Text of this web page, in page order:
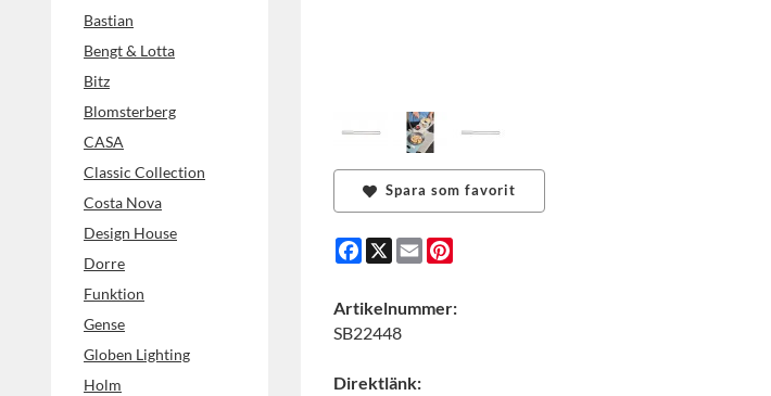
Bastian
Bengt & Lotta
Bitz
Blomsterberg
CASA
Classic Collection
Costa Nova
Design House
Dorre
Funktion
Gense
Globen Lighting
Holm
Spara som favorit
Facebook
X Email
Artikelnummer:
SB22448
Direktlänk: